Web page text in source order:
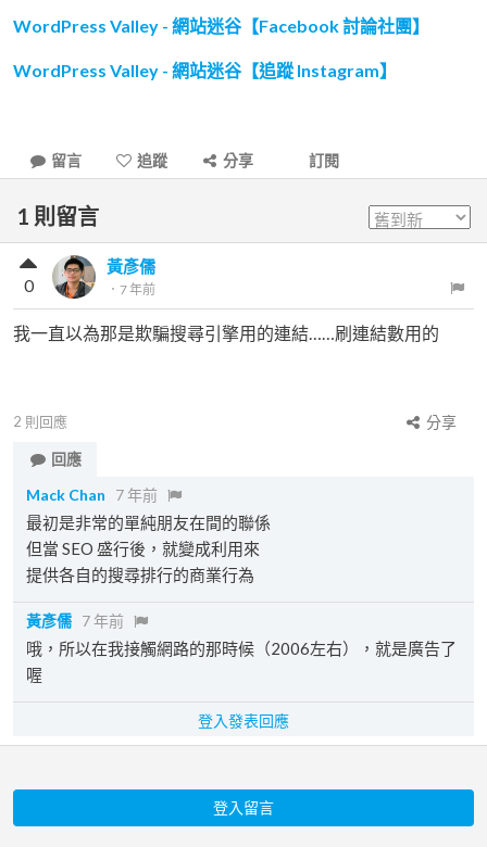
WordPress Valley - 網站迷谷【Facebook 討論社團】
WordPress Valley - 網站迷谷【追蹤 Instagram】
留言 追蹤 分享 訂閱
1 則留言
黃彥儒
． 7 年前
0
我一直以為那是欺騙搜尋引擎用的連結……刷連結數用的
2 則回應
分享
回應
Mack Chan
7 年前
最初是非常的單純朋友在間的聯係
但當 SEO 盛行後，就變成利用來
提供各自的搜尋排行的商業行為
黃彥儒 7 年前
哦，所以在我接觸網路的那時候（2006左右），就是廣告了
喔
登入發表回應
登入留言